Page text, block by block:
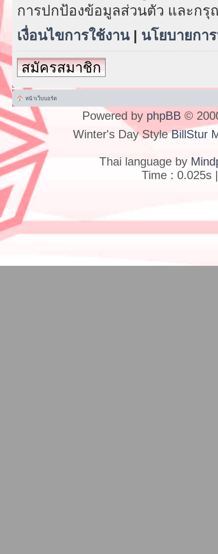
การปกป้องข้อมูลส่วนตัว และก
เงื่อนไขการใช้งาน| นโยบายกา
สมัครสมาชิก
หน้าเว็บบอร์ด
Powered by phpBB ©
Winter's Day StyleBillStur
Thai language by
Time : 0.025s